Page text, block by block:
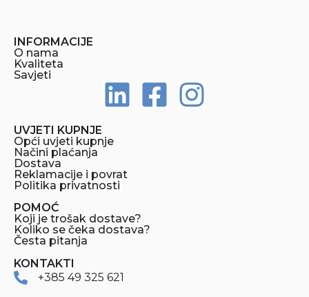
INFORMACIJE
O nama
Kvaliteta
Savjeti
UVJETI KUPNJE
Opći uvjeti kupnje
Načini plaćanja
Dostava
Reklamacije i povrat
Politika privatnosti
POMOĆ
Koji je trošak dostave?
Koliko se čeka dostava?
Česta pitanja
KONTAKTI
+385 49 325 621